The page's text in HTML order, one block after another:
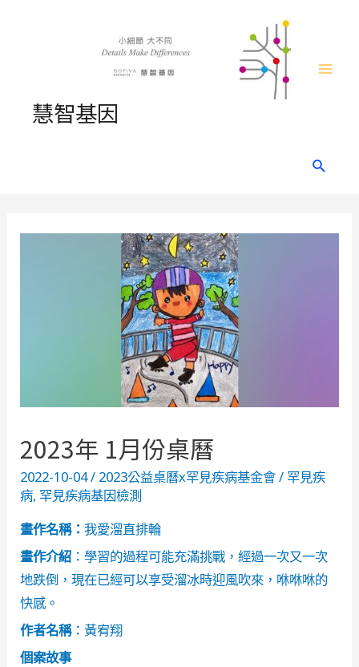
慧智基因
Search
2023年 1月份桌曆
2022-10-04/ 2023公益桌曆x罕見疾病基金會/ 罕見疾
病, 罕見疾病基因檢測
畫作名稱：我愛溜直排輪
畫作介紹 ：學習的過程可能充滿挑戰，經過一次又一次
地跌倒，現在已經可以享受溜冰時迎風吹來，咻咻咻的
快感。
作者名稱：黃宥翔
個案故事